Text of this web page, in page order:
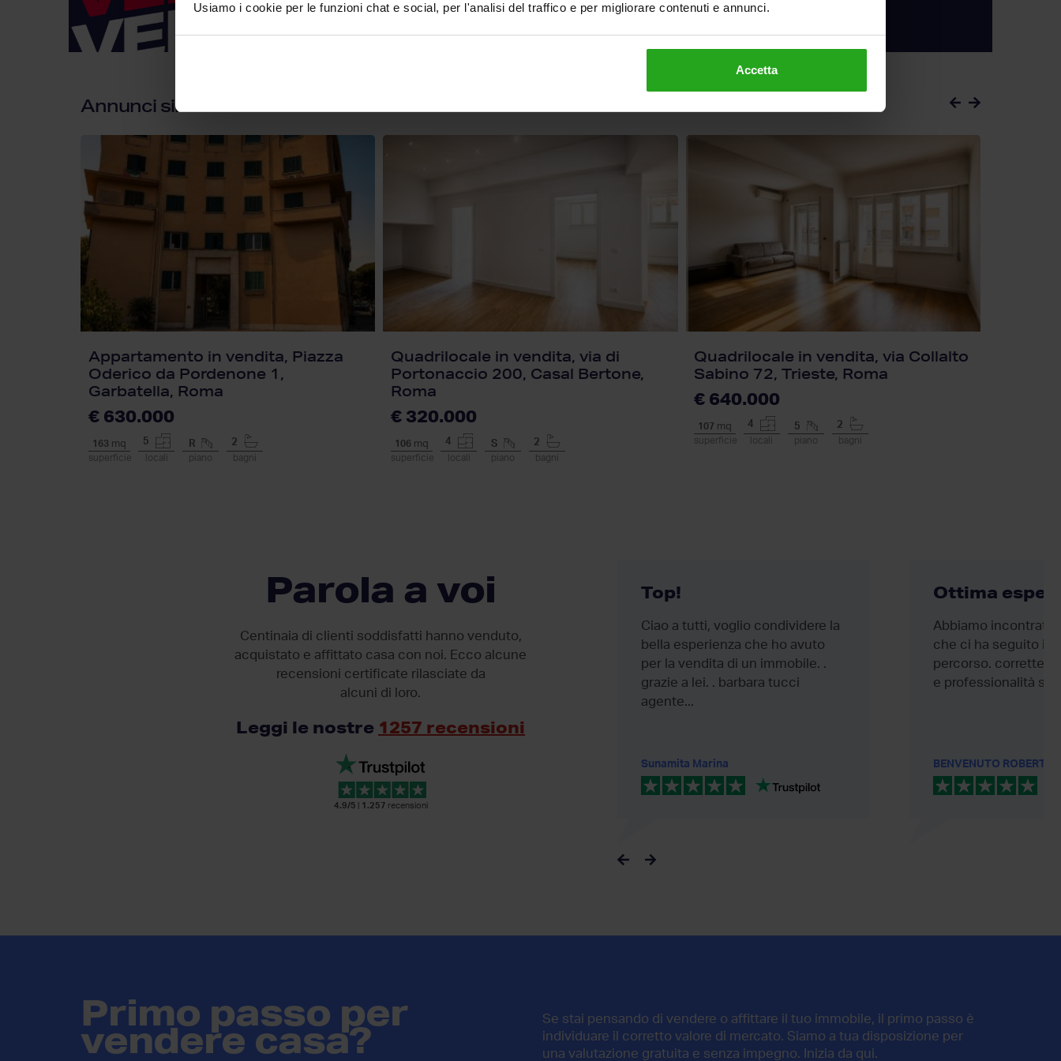
Usiamo i cookie per le funzioni chat e social, per l'analisi del traffico e per migliorare contenuti e annunci.
Accetta
SCOPRI COME
Annunci simili
Appartamento in vendita, Piazza
Oderico da Pordenone 1,
Garbatella, Roma
€ 630.000
163 mq
superficie
5
locali
R
piano
2
bagni
Quadrilocale in vendita, via di
Portonaccio 200, Casal Bertone,
Roma
€ 320.000
106 mq
superficie
4
locali
S
piano
2
bagni
Quadrilocale in vendita, via Collalto
Sabino 72, Trieste, Roma
€ 640.000
107 mq
superficie
4
locali
5
piano
2
bagni
Parola a voi
Centinaia di clienti soddisfatti hanno venduto,
acquistato e affittato casa con noi. Ecco alcune
recensioni certificate rilasciate da
alcuni di loro.
Leggi le nostre 1257 recensioni
4.9/5 1.257 recensioni
sicuramente la vs
agente immobiliare
Sicuramente la vs agente
immobiliare ; sig. ra silvia pintus
ha dimostrato una grande
capacità professionale per poter
raggiungere l'accordo tra...
Danilo Borghesi
Top!
Ciao a tutti, voglio condividere la
bella esperienza che ho avuto
per la vendita di un immobile. .
grazie a lei. . barbara tucci
agente...
Sunamita Marina
Ottima
Abbiamo incontrato
che ci ha seguito in
percorso.
e professionalità
BENVENUTO ROBERTO
Primo passo per
vendere casa?
Se stai pensando di vendere o affittare il tuo immobile, il primo passo è
individuare il corretto valore di mercato. Siamo a tua disposizione per
una valutazione gratuita e senza impegno. Inizia da qui.